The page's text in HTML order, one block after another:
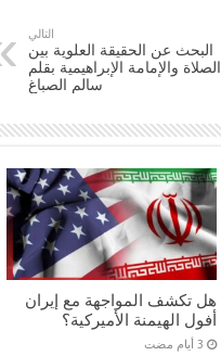
التالي
البحث عن الحقيقة العلوية بين
الصلاة والإمامة الإبراهيمية بقلم
سالم الصباغ
هل تكشف المواجهة مع إيران
أفول الهيمنة الأميركية؟